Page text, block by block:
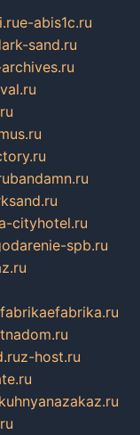
e-abis1c.ru
sand.ru
bandamn.ru
cityhotel.ru
spb.ru
z-host.ru